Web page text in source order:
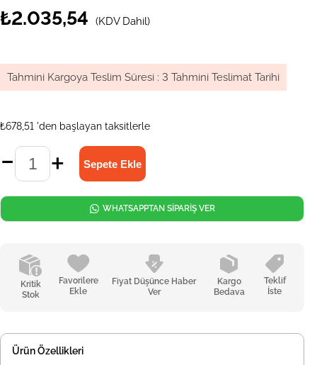
₺2.035,54 (KDV Dahil)
Tahmini Kargoya Teslim Süresi : 3 Tahmini Teslimat Tarihi
₺678,51 'den başlayan taksitlerle
Kritik
Stok
Favorilere
Ekle
Fiyat Düşünce Haber
Ver
Kargo
Bedava
Teklif
İste
WHATSAPPTAN SİPARİŞ VER
Ürün Özellikleri